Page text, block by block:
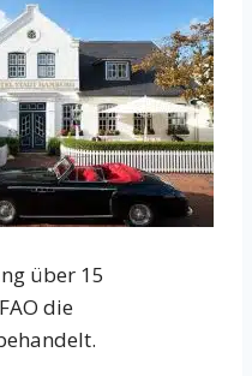
über 15
die